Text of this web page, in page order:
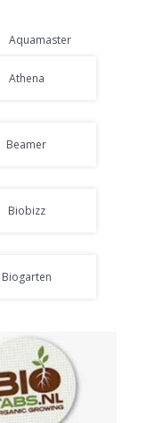
Aquamaster
Athena
Beamer
Biobizz
Biogarten